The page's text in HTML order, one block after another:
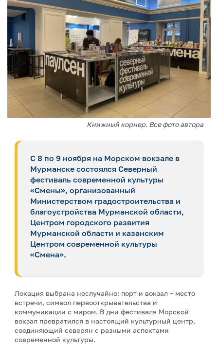
Книжный корнер. Все фото автора
С 8 по 9 ноября на Морском вокзале в
Мурманске состоялся Северный
фестиваль современной культуры
«Смены», организованный
Министерством градостроительства и
благоустройства Мурманской области,
Центром городского развития
Мурманской области и казанским
Центром современной культуры
«Смена».
Локация выбрана неслучайно: порт и вокзал – место
встречи, символ первооткрывательства и
коммуникации с миром. В дни фестиваля Морской
вокзал превратился в настоящий культурный центр,
соединяющий северян с разными аспектами
современной культуры.